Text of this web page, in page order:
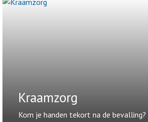
Kraamzorg
Kom je handen tekort na de bevalling?